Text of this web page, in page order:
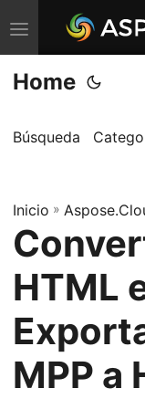
A
l
t
r
r
n
a
v
g
a
c
Home
Búsqueda
Inicio »
HTML
MPP a